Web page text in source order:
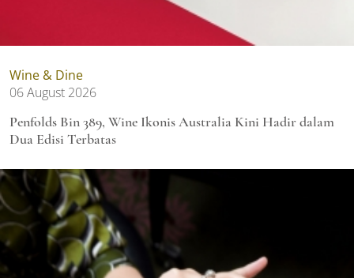
Wine & Dine
06 August 2026
Penfolds Bin 389, Wine Ikonis Australia Kini Hadir dalam
Dua Edisi Terbatas